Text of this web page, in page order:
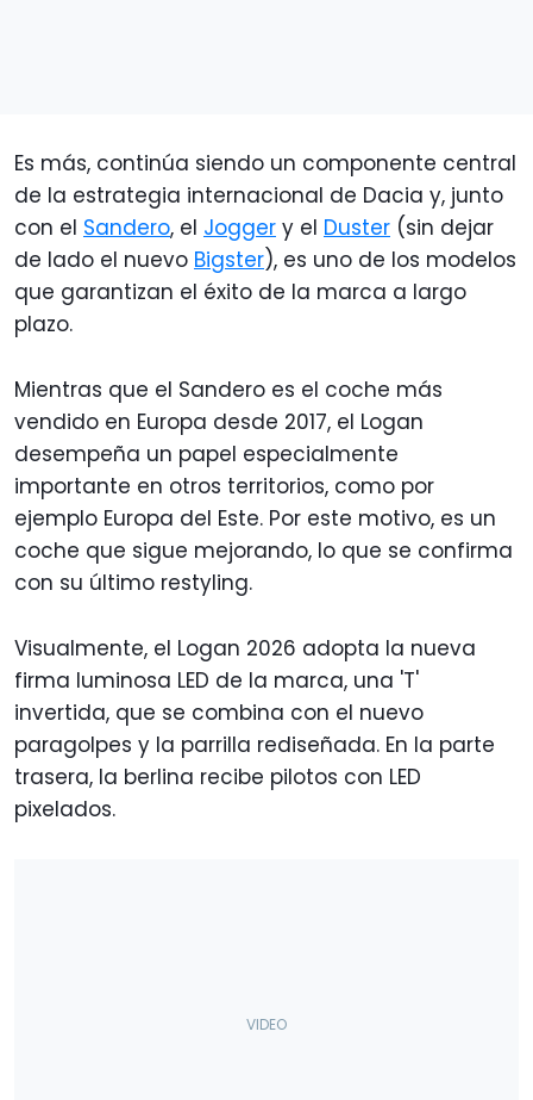
Es más, continúa siendo un componente central
de la estrategia internacional de Dacia y, junto
con el Sandero, el Jogger y el Duster (sin dejar
de lado el nuevo Bigster), es uno de los modelos
que garantizan el éxito de la marca a largo
plazo.
Mientras que el Sandero es el coche más
vendido en Europa desde 2017, el Logan
desempeña un papel especialmente
importante en otros territorios, como por
ejemplo Europa del Este. Por este motivo, es un
coche que sigue mejorando, lo que se confirma
con su último restyling.
Visualmente, el Logan 2026 adopta la nueva
firma luminosa LED de la marca, una 'T'
invertida, que se combina con el nuevo
paragolpes y la parrilla rediseñada. En la parte
trasera, la berlina recibe pilotos con LED
pixelados.